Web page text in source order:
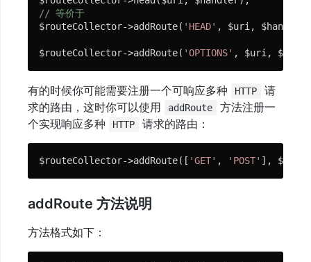
// 等价于
$routeCollector->addRoute( 'HEAD' , $uri,
$routeCollector->addRoute( 'OPTIONS' , $uri,
有的时候你可能需要注册一个可响应多种 HTTP
请
求的路由，这时你可以使用
addRoute
方法注册一
个实现响应多种
HTTP 请求的路由：
$routeCollector->addRoute([ 'GET' , 'POST' ], $uri,
addRoute 方法说明
方法格式如下：